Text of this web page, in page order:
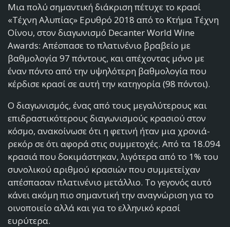
Μια πολύ σημαντική διάκριση πέτυχε το κρασί
«Τέχνη Αλυπίας» Ερυθρό 2018 από το Κτήμα Τέχνη
Οίνου, στον διαγωνισμό Decanter World Wine
Awards: Απέσπασε το πλατινένιο βραβείο με
βαθμολογία 97 πόντους, και απέχοντας μόνο με
έναν πόντο από την υψηλότερη βαθμολογία που
κέρδισε κρασί σε αυτή την κατηγορία (98 πόντοι).
Ο διαγωνισμός, ένας από τους μεγαλύτερους και
επιδραστικότερους διαγωνισμούς κρασιού στον
κόσμο, ανακοίνωσε ότι η φετινή ήταν μια χρονιά-
ρεκόρ σε ότι αφορά στις συμμετοχές. Από τα 18.094
κρασιά που δοκιμάστηκαν, λιγότερα από το 1% του
συνολικού αριθμού κρασιών που συμμετείχαν
απέσπασαν πλατινένιο μετάλλιο. Το γεγονός αυτό
κάνει ακόμη πιο σημαντική την αναγνώριση για το
οινοποιείο αλλά και για το ελληνικό κρασί
ευρύτερα.